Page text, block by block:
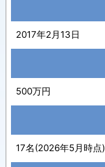
2017年2月13日
500万円
17名(2026年5月時点)